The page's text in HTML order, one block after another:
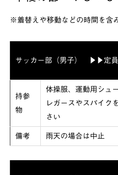
※着替えや移動などの時間を含
サッカー部（男子） ▶▶定員
持参
物
体操服、運動用シュ
レガースやスパイク
さい
備考 雨天の場合は中止